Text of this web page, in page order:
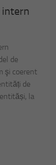
intern
de
şi coerent
de
la